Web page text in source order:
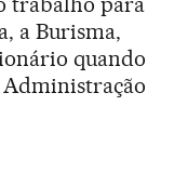
a Burisma,
quando
Administração